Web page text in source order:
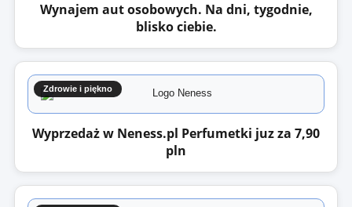
Wynajem aut osobowych. Na dni, tygodnie,
blisko ciebie.
Zdrowie i piękno
Wyprzedaż w Neness.pl Perfumetki juz za 7,90
pln